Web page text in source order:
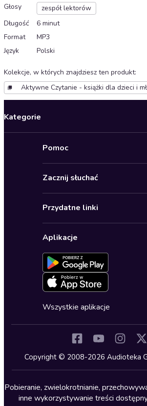
Głosy
zespół lektorów
Długość
6 minut
Format
MP3
Język
Polski
Kolekcje, w których znajdziesz ten produkt:
Aktywne Czytanie - książki dla dzieci i
Kategorie
Biznes, marketing, ekonomia
Dla młodzieży
Kryminały
Lektury szkolne
Literatura anglojęzyczna
Pomoc
Pomoc
Ustawienia prywatności
Formularz zgłaszania
Deklaracja dostępności
Zacznij słuchać
Karnety
Oferta dla firm i bibliotek
Przydatne linki
Dołącz do newslettera
Blog
Zapowiedzi
Cykle audiobooków
Aplikacje
Wszystkie aplikacje
Copyright © 2008-2026 Audioteka
Pobieranie, zwielokrotnianie,
inne wykorzystywanie treści